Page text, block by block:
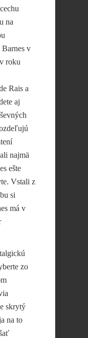
na
Barnes v
roku
Rais a
aj
najmä
ešte
Vstali z
si
má v
zo
skrytý
na to